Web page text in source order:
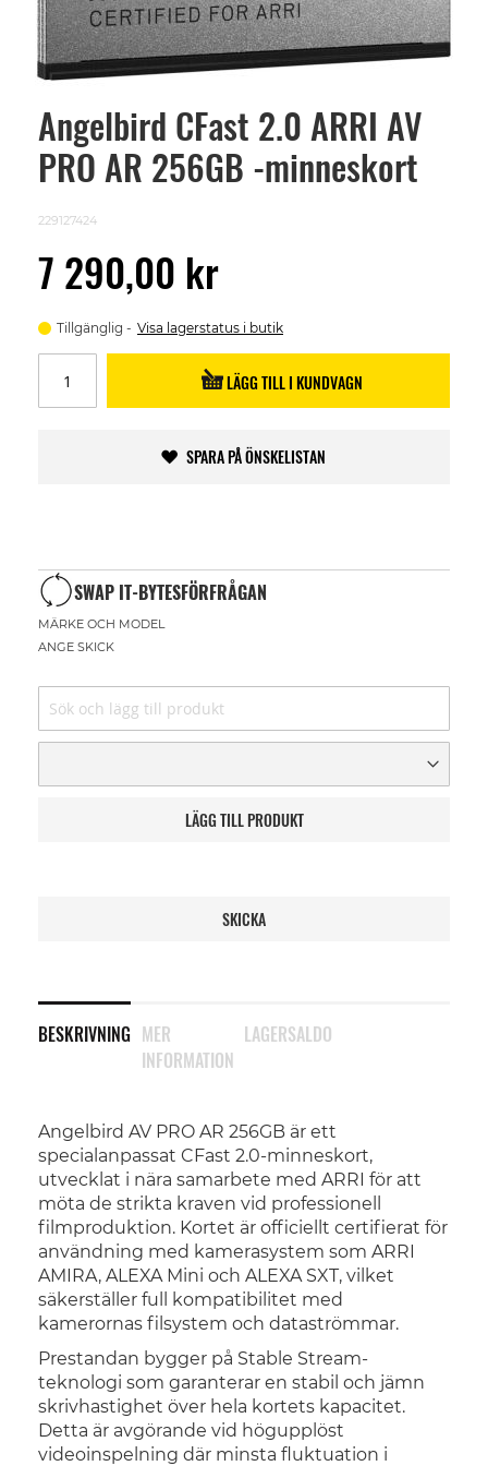
Angelbird CFast 2.0 ARRI AV
PRO AR 256GB -minneskort
229127424
7 290,00 kr
Tillgänglig Visa lagerstatus i butik
LÄGG TILL I KUNDVAGN
SPARA PÅ ÖNSKELISTAN
SWAP IT-BYTESFÖRFRÅGAN
MÄRKE OCH MODEL
ANGE SKICK
LÄGG TILL PRODUKT
SKICKA
BESKRIVNING
Angelbird AV PRO AR 256GB är ett
specialanpassat CFast 2.0-minneskort,
utvecklat i nära samarbete med ARRI för att
möta de strikta kraven vid professionell
filmproduktion. Kortet är officiellt certifierat för
användning med kamerasystem som ARRI
AMIRA, ALEXA Mini och ALEXA SXT, vilket
säkerställer full kompatibilitet med
kamerornas filsystem och dataströmmar.
Prestandan bygger på Stable Stream-
teknologi som garanterar en stabil och jämn
skrivhastighet över hela kortets kapacitet.
Detta är avgörande vid högupplöst
videoinspelning där minsta fluktuation i
MER
INFORMATION
LAGERSALDO
beginning
images